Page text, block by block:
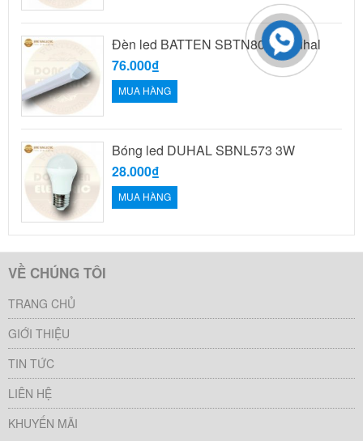
Đèn led BATTEN SBTN809 – Duhal
76.000₫
MUA HÀNG
Bóng led DUHAL SBNL573 3W
28.000₫
MUA HÀNG
VỀ CHÚNG TÔI
TRANG CHỦ
GIỚI THIỆU
TIN TỨC
LIÊN HỆ
KHUYẾN MÃI